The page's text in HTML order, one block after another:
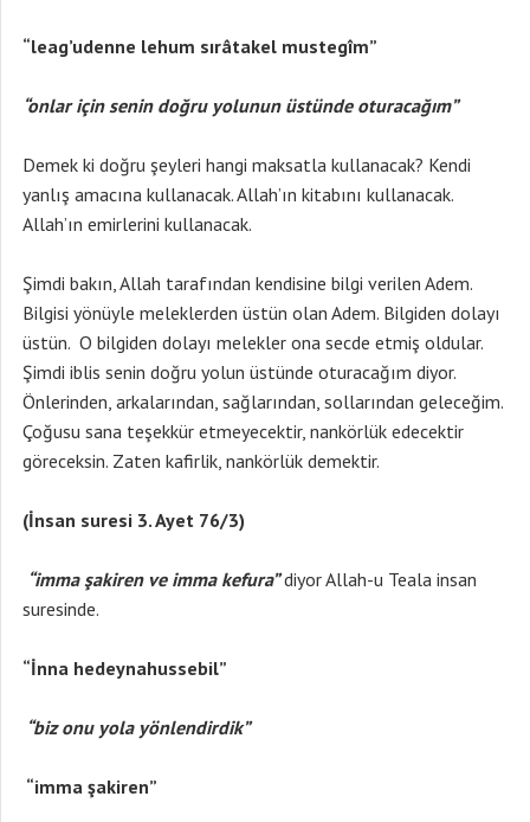
“leag’udenne lehum sırâtakel mustegîm”
“onlar için senin doğru yolunun üstünde oturacağım”
Demek ki doğru şeyleri hangi maksatla kullanacak? Kendi
yanlış amacına kullanacak. Allah’ın kitabını kullanacak.
Allah’ın emirlerini kullanacak.
Şimdi bakın, Allah tarafından kendisine bilgi verilen Adem.
Bilgisi yönüyle meleklerden üstün olan Adem. Bilgiden dolayı
üstün. O bilgiden dolayı melekler ona secde etmiş oldular.
Şimdi iblis senin doğru yolun üstünde oturacağım diyor.
Önlerinden, arkalarından, sağlarından, sollarından geleceğim.
Çoğusu sana teşekkür etmeyecektir, nankörlük edecektir
göreceksin. Zaten kafirlik, nankörlük demektir.
(İnsan suresi 3. Ayet 76/3)
“imma şakiren ve imma kefura”diyor Allah-u Teala insan
suresinde.
“İnna hedeynahussebil”
“biz onu yola yönlendirdik”
“imma şakiren”